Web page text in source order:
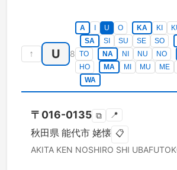
↑ U 8
A U O KA KI
SA
SI SU SE SO
TO
NA NI NU NO
HO
MA MI MU ME
WA
〒 016-0135 ⧉ 📍
秋田県 能代市 姥懐 📋
AKITA KEN NOSHIRO SHI